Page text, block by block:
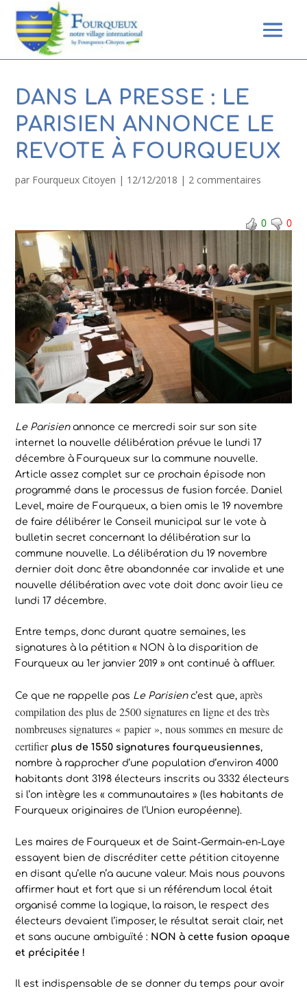
DANS LA PRESSE : LE
PARISIEN ANNONCE LE
REVOTE À FOURQUEUX
par Fourqueux Citoyen | 12/12/2018 | 2 commentaires
0 0
Le Parisienannonce ce mercredi soir sur son site
internet la nouvelle délibération prévue le lundi 17
décembre à Fourqueux sur la commune nouvelle.
Article assez complet sur ce prochain épisode non
programmé dans le processus de fusion forcée. Daniel
Level, maire de Fourqueux, a bien omis le 19 novembre
de faire délibérer le Conseil municipal sur le vote à
bulletin secret concernant la délibération sur la
commune nouvelle. La délibération du 19 novembre
dernier doit donc être abandonnée car invalide et une
nouvelle délibération avec vote doit donc avoir lieu ce
lundi 17 décembre.
Entre temps, donc durant quatre semaines, les
signatures à la pétition « NON à la disparition de
Fourqueux au 1er janvier 2019 » ont continué à affluer.
Ce que ne rappelle pas Le Parisienc’est que,après
compilation des plus de 2500 signatures en ligne et des très
nombreuses signatures « papier », nous sommes en mesure de
certifier plus de 1550 signatures fourqueusiennes,
nombre à rapprocher d’une population d’environ 4000
habitants dont 3198 électeurs inscrits ou 3332 électeurs
si l’on intègre les « communautaires » (les habitants de
Fourqueux originaires de l’Union européenne).
Les maires de Fourqueux et de Saint-Germain-en-Laye
essayent bien de discréditer cette pétition citoyenne
en disant qu’elle n’a aucune valeur. Mais nous pouvons
affirmer haut et fort que si un référendum local était
organisé comme la logique, la raison, le respect des
électeurs devaient l’imposer, le résultat serait clair, net
et sans aucune ambiguïté : NON à cette fusion opaque
et précipitée !
Il est indispensable de se donner du temps pour avoir